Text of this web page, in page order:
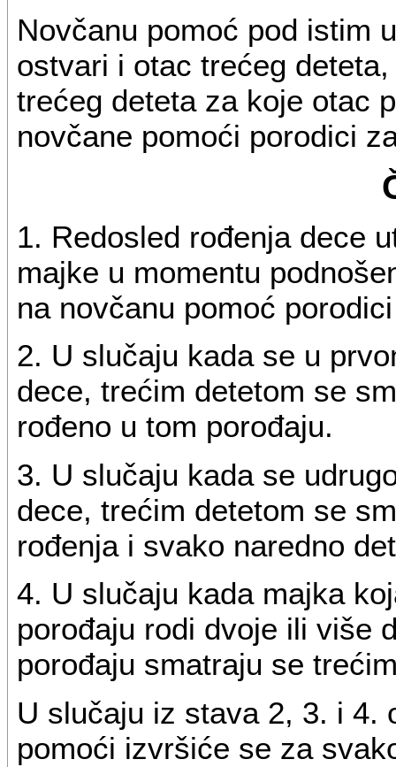
Novčanu pomoć pod istim
ostvari i otac trećeg
trećeg deteta za koje otac
novčane pomoći porodici
1. Redosled rođenja dece
majke u momentu
na novčanu pomoć
2. U slučaju kada se u
dece, trećim detetom se
rođeno u tom porođaju.
3. U slučaju kada se
dece, trećim detetom se
rođenja i svako naredno
4. U slučaju kada majka
porođaju rodi dvoje ili više
porođaju smatraju se
U slučaju iz stava 2, 3. i 4.
pomoći izvršiće se za